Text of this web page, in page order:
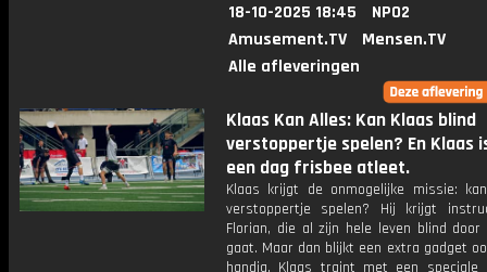
18-10-2025 18:45
NPO2
Amusement.TV
Mensen.TV
Alle afleveringen
Klaas Kan Alles: Kan Klaas blind
verstoppertje spelen? En Klaas
een dag frisbee atleet.
Klaas krijgt de onmogelijke missie:
verstoppertje spelen? Hij krijgt
Florian, die al zijn hele leven blind
gaat. Maar dan blijkt een extra gadget
handig. Klaas traint met een speciale